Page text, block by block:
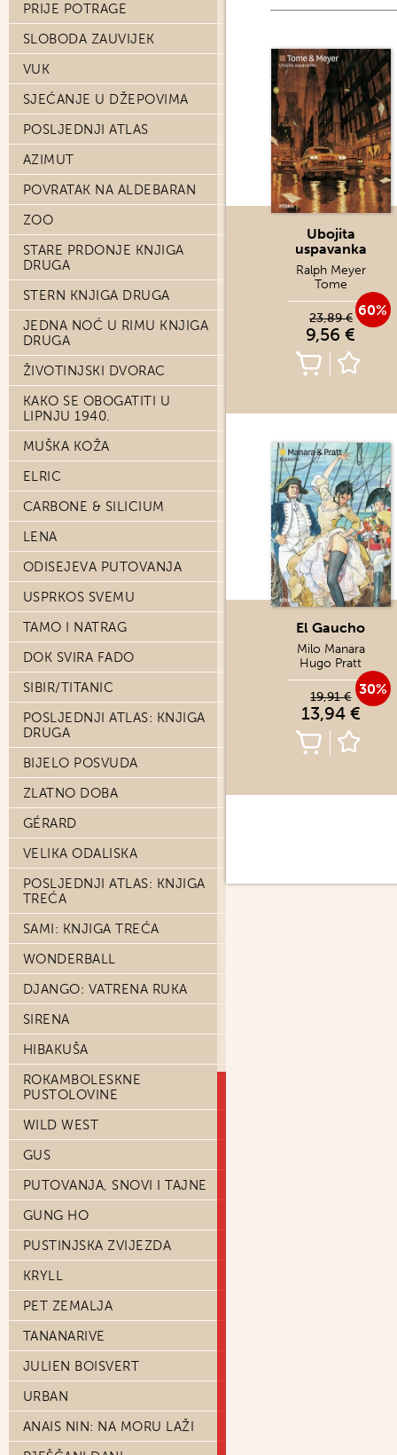
PRIJE POTRAGE
SLOBODA ZAUVIJEK
VUK
SJEĆANJE U DŽEPOVIMA
POSLJEDNJI ATLAS
AZIMUT
POVRATAK NA ALDEBARAN
ZOO
STARE PRDONJE KNJIGA
DRUGA
STERN KNJIGA DRUGA
JEDNA NOĆ U RIMU KNJIGA
DRUGA
ŽIVOTINJSKI DVORAC
KAKO SE OBOGATITI U
LIPNJU 1940.
MUŠKA KOŽA
ELRIC
CARBONE & SILICIUM
LENA
ODISEJEVA PUTOVANJA
USPRKOS SVEMU
TAMO I NATRAG
DOK SVIRA FADO
SIBIR/TITANIC
POSLJEDNJI ATLAS: KNJIGA
DRUGA
BIJELO POSVUDA
ZLATNO DOBA
GÉRARD
VELIKA ODALISKA
POSLJEDNJI ATLAS: KNJIGA
TREĆA
SAMI: KNJIGA TREĆA
WONDERBALL
DJANGO: VATRENA RUKA
SIRENA
HIBAKUŠA
ROKAMBOLESKNE
PUSTOLOVINE
WILD WEST
GUS
PUTOVANJA, SNOVI I TAJNE
GUNG HO
PUSTINJSKA ZVIJEZDA
KRYLL
PET ZEMALJA
TANANARIVE
JULIEN BOISVERT
URBAN
ANAIS NIN: NA MORU LAŽI
Ubojita
uspavanka
Ralph Meyer
Tome
60%
23,89 €
9,56 €
El Gaucho
Milo Manara
Hugo Pratt
30%
19,91 €
13,94 €